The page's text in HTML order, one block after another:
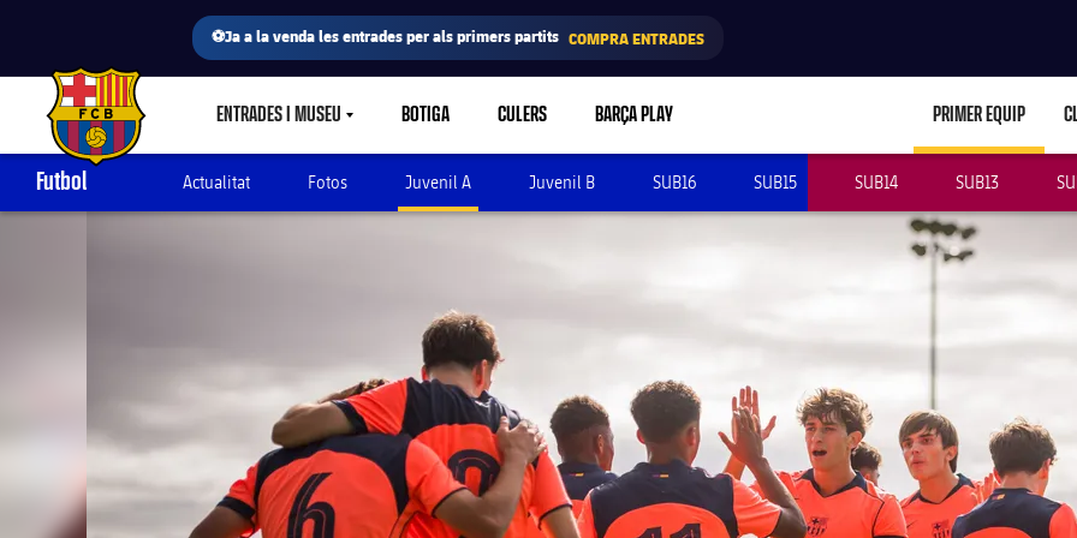
⚽Ja a la venda les entrades per als primers partits COMPRA ENTRADES
FC Barcelona club badge ENTRADES I MUSEULABEL.SHARE.CARETDOWN
BOTIGA CULERS BARÇA PLAY PRIMER EQUIP
Futbol Actualitat Fotos Juvenil A Juvenil B SUB16 SUB15 SUB14 SUB13